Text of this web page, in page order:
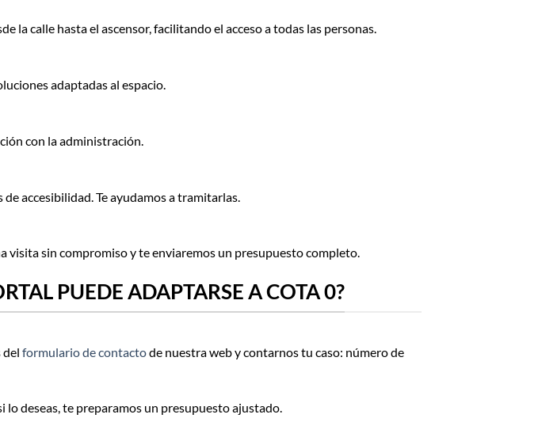
la calle hasta el ascensor, facilitando el acceso a todas las personas.
adaptadas al espacio.
con la administración.
accesibilidad. Te ayudamos a tramitarlas.
visita sin compromiso y te enviaremos un presupuesto completo.
PUEDE ADAPTARSE A COTA 0?
del formulario de contactode nuestra web y contarnos tu caso: número de
deseas, te preparamos un presupuesto ajustado.